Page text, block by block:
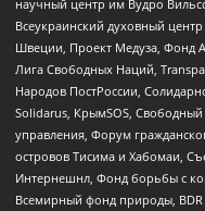
научный центр им Вудро
Всеукраинский духовный
Швеции, Проект Медуза, Фонд
Лига Свободных Наций,
Народов ПостРоссии,
Solidarus, КрымSOS, Свободный
управления, Форум
островов Тисима и Хабомаи,
Интернешнл, Фонд борьбы с
Всемирный фонд природы, BDR